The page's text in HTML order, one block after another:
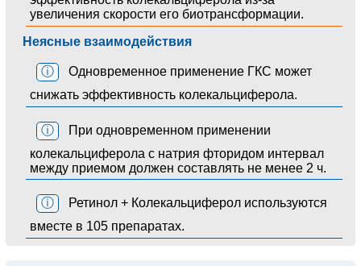
увеличения скорости его биотрансформации.
Неясные взаимодействия
ⓘ
Одновременное применение ГКС может
снижать эффективность колекальциферола.
ⓘ
При одновременном применении
колекальциферола с натрия фторидом интервал
между приемом должен составлять не менее 2 ч.
ⓘ
Ретинол + Колекальциферол используются
вместе в 105 препаратах.